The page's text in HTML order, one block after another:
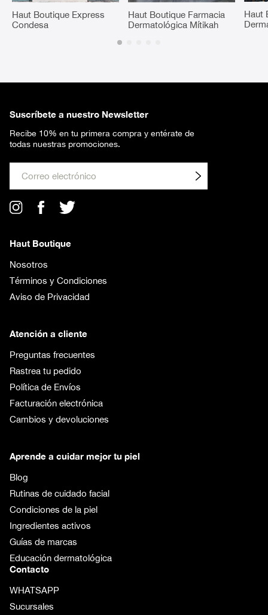
Haut Boutique Express
Condesa
Haut Boutique Farmacia
Dermatológica Mítikah
Haut
Haut Boutique
Nosotros
Términos y Condiciones
Aviso de Privacidad
Atención a cliente
Preguntas frecuentes
Rastrea tu pedido
Política de Envíos
Facturación electrónica
Cambios y devoluciones
Aprende a cuidar mejor tu piel
Blog
Rutinas de cuidado facial
Condiciones de la piel
Ingredientes activos
Guías de marcas
Educación dermatológica
Contacto
WHATSAPP
Sucursales
Suscríbete a nuestro Newsletter
Recibe 10% en tu primera compra y entérate de
todas nuestras promociones.
Env
iar